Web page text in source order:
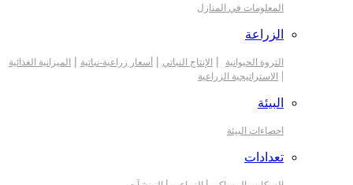
المعلومات في المنازل
الزراعة
الثروة الحيوانية | الإنتاج النباتي | أسعار زراعية-نباتية | الميزانية الغذائية
| الاستراتيجية الزراعية
البيئة
احصاءات البيئة
تعدادات